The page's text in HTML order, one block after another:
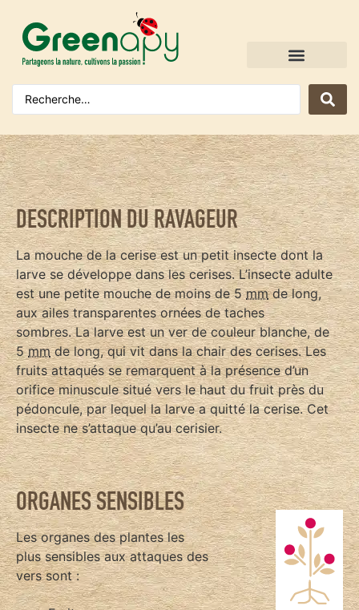
DESCRIPTION DU RAVAGEUR
La mouche de la cerise est un petit insecte dont la
larve se développe dans les cerises. L’insecte adulte
est une petite mouche de moins de 5mmde long,
aux ailes transparentes ornées de taches
sombres. La larve est un ver de couleur blanche, de
5mmde long, qui vit dans la chair des cerises. Les
fruits attaqués se remarquent à la présence d’un
orifice minuscule situé vers le haut du fruit près du
pédoncule, par lequel la larve a quitté la cerise. Cet
insecte ne s’attaque qu’au cerisier.
ORGANES SENSIBLES
Les organes des plantes les
plus sensibles aux attaques des
vers sont :